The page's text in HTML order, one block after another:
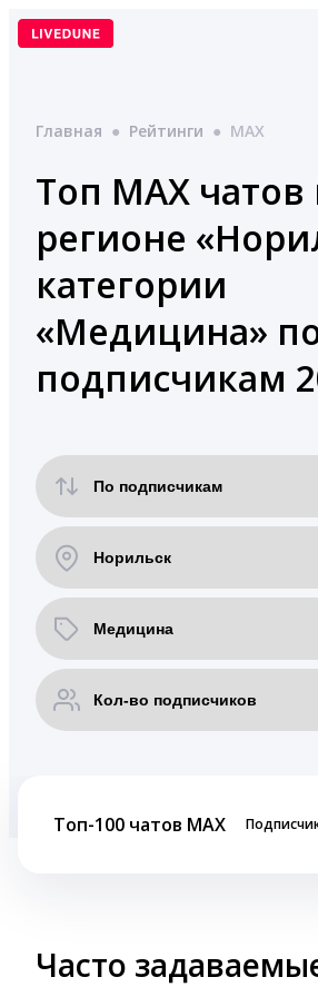
Перейти
Главная ● Рейтинги ● MAX
Топ MAX чатов
регионе
категории
«Медицина»
подписчикам
Топ-100 чатов MAX
Часто